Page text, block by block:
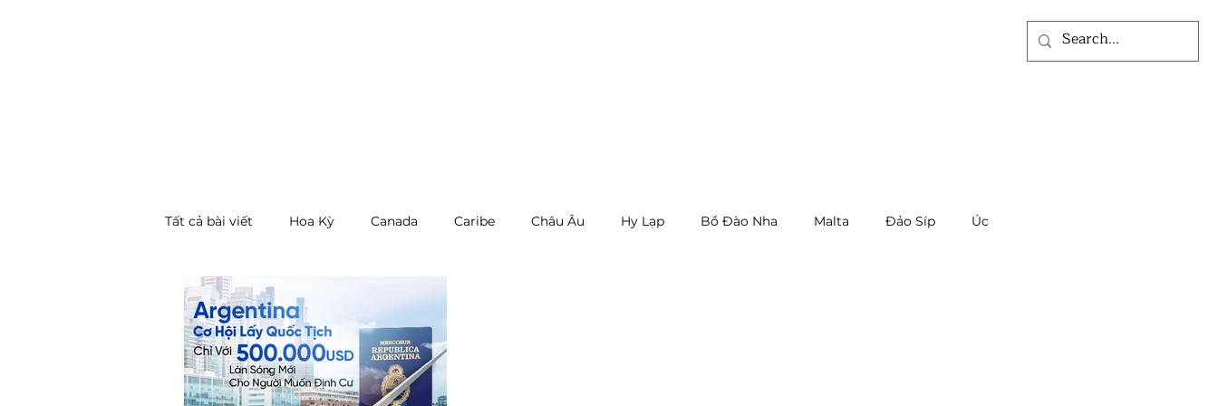
Tất cả bài viết Hoa Kỳ Canada Caribe Châu Âu Hy Lạp Bồ Đào Nha Malta Đảo Síp Úc
Vanuatu
Tây Ban Nha New Zealand Nam Mỹ